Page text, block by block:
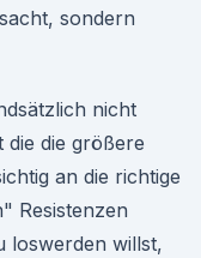
sondern
nicht
die die größere
an die richtige
Resistenzen
loswerden willst,